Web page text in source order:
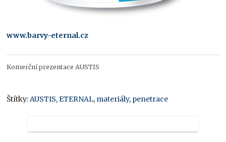
www.barvy-eternal.cz
Komerční prezentace AUSTIS
Štítky:AUSTIS,ETERNAL, materiály, penetrace